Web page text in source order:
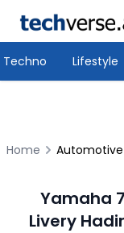
Techno Lifestyle
Home Automotive
Yamaha
Livery